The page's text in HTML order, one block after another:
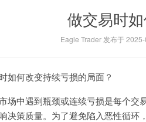
做交易时
Eagle Trader 发布于
如何改变持续亏损的局面？
场中遇到瓶颈或连续亏损是每个交
决策质量。为了避免陷入恶性循环